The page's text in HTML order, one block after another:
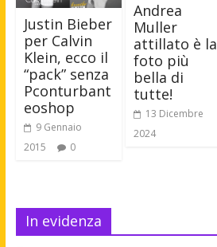
Justin Bieber
per Calvin
Klein, ecco il
“pack” senza
Pconturbant
eoshop
9 Gennaio
2015
0
Andrea
Muller
attillato è la
foto più
bella di
tutte!
13 Dicembre
2024
In evidenza